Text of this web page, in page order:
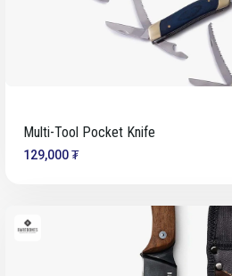
Multi-Tool Pocket Knife
129,000 ₮